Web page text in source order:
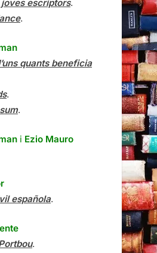
joves escriptors.
.
quants beneficia
.
.
i Ezio Mauro
española.
.